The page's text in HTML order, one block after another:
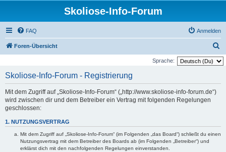
Skoliose-Info-Forum
FAQ Anmelden
Foren-Übersicht
u
Sprache:
Skoliose-Info-Forum - Registrierung
Mit dem Zugriff auf „Skoliose-Info-Forum“ („http://www.skoliose-info-forum.de“)
wird zwischen dir und dem Betreiber ein Vertrag mit folgenden Regelungen
geschlossen:
1. NUTZUNGSVERTRAG
Mit dem Zugriff auf „Skoliose-Info-Forum“ (im Folgenden „das Board“) schließt du einen
Nutzungsvertrag mit dem Betreiber des Boards ab (im Folgenden „Betreiber“) und
erklärst dich mit den nachfolgenden Regelungen einverstanden.